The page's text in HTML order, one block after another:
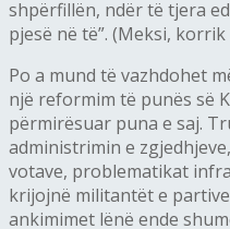
shpërfillën, ndër të tjera
pjesë në të”. (Meksi, korrik
Po a mund të vazhdohet
një reformim të punës së
përmirësuar puna e saj.
administrimin e
votave, problematikat
krijojnë militantët e
ankimimet lënë ende